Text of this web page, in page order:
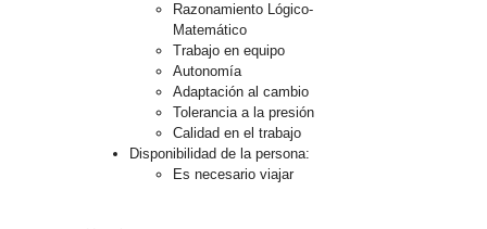
Razonamiento Lógico-
Matemático
Trabajo en equipo
Autonomía
Adaptación al cambio
Tolerancia a la presión
Calidad en el trabajo
Disponibilidad de la persona:
Es necesario viajar